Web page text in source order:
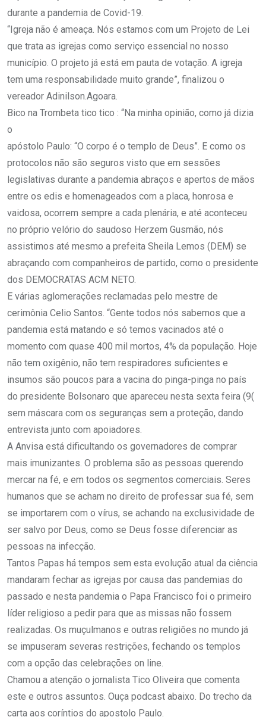
durante a pandemia de Covid-19.
“Igreja não é ameaça. Nós estamos com um Projeto de Lei
que trata as igrejas como serviço essencial no nosso
município. O projeto já está em pauta de votação. A igreja
tem uma responsabilidade muito grande”, finalizou o
vereador Adinilson.Agoara.
Bico na Trombeta tico tico : “Na minha opinião, como já dizia
o
apóstolo Paulo: “O corpo é o templo de Deus”. E como os
protocolos não são seguros visto que em sessões
legislativas durante a pandemia abraços e apertos de mãos
entre os edis e homenageados com a placa, honrosa e
vaidosa, ocorrem sempre a cada plenária, e até aconteceu
no próprio velório do saudoso Herzem Gusmão, nós
assistimos até mesmo a prefeita Sheila Lemos (DEM) se
abraçando com companheiros de partido, como o presidente
dos DEMOCRATAS ACM NETO.
E várias aglomerações reclamadas pelo mestre de
cerimônia Celio Santos. “Gente todos nós sabemos que a
pandemia está matando e só temos vacinados até o
momento com quase 400 mil mortos, 4% da população. Hoje
não tem oxigênio, não tem respiradores suficientes e
insumos são poucos para a vacina do pinga-pinga no país
do presidente Bolsonaro que apareceu nesta sexta feira (9(
sem máscara com os seguranças sem a proteção, dando
entrevista junto com apoiadores.
A Anvisa está dificultando os governadores de comprar
mais imunizantes. O problema são as pessoas querendo
mercar na fé, e em todos os segmentos comerciais. Seres
humanos que se acham no direito de professar sua fé, sem
se importarem com o vírus, se achando na exclusividade de
ser salvo por Deus, como se Deus fosse diferenciar as
pessoas na infecção.
Tantos Papas há tempos sem esta evolução atual da ciência
mandaram fechar as igrejas por causa das pandemias do
passado e nesta pandemia o Papa Francisco foi o primeiro
líder religioso a pedir para que as missas não fossem
realizadas. Os muçulmanos e outras religiões no mundo já
se impuseram severas restrições, fechando os templos
com a opção das celebrações on line.
Chamou a atenção o jornalista Tico Oliveira que comenta
este e outros assuntos. Ouça podcast abaixo. Do trecho da
carta aos coríntios do apostolo Paulo.